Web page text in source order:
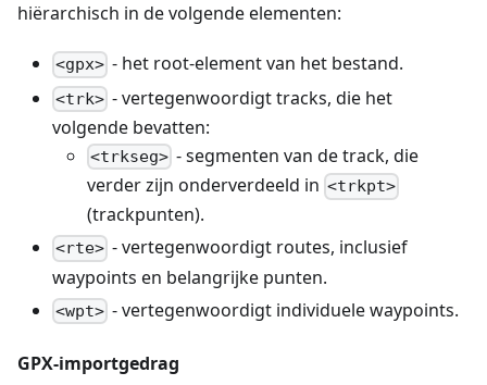
hiërarchisch in de volgende elementen:
<gpx> - het root-element van het bestand.
<trk> - vertegenwoordigt tracks, die het
volgende bevatten:
<trkseg> - segmenten van de track, die
verder zijn onderverdeeld in <trkpt>
(trackpunten).
<rte> - vertegenwoordigt routes, inclusief
waypoints en belangrijke punten.
<wpt> - vertegenwoordigt individuele waypoints.
GPX-importgedrag